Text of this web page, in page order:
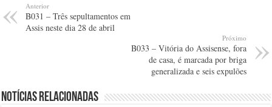
Anterior
B031 – Três sepultamentos em
Assis neste dia 28 de abril
Próximo
B033 – Vitória do Assisense, fora
de casa, é marcada por briga
generalizada e seis expulões
Notícias relacionadas